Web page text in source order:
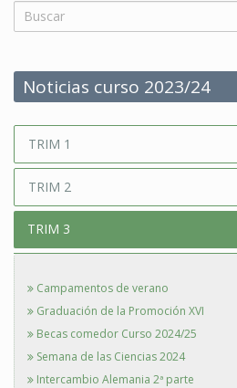
Noticias curso 2023/24
TRIM 1
TRIM 2
TRIM 3
Campamentos de verano
Graduación de la Promoción XVI
Becas comedor Curso 2024/25
Semana de las Ciencias 2024
Intercambio Alemania 2ª parte